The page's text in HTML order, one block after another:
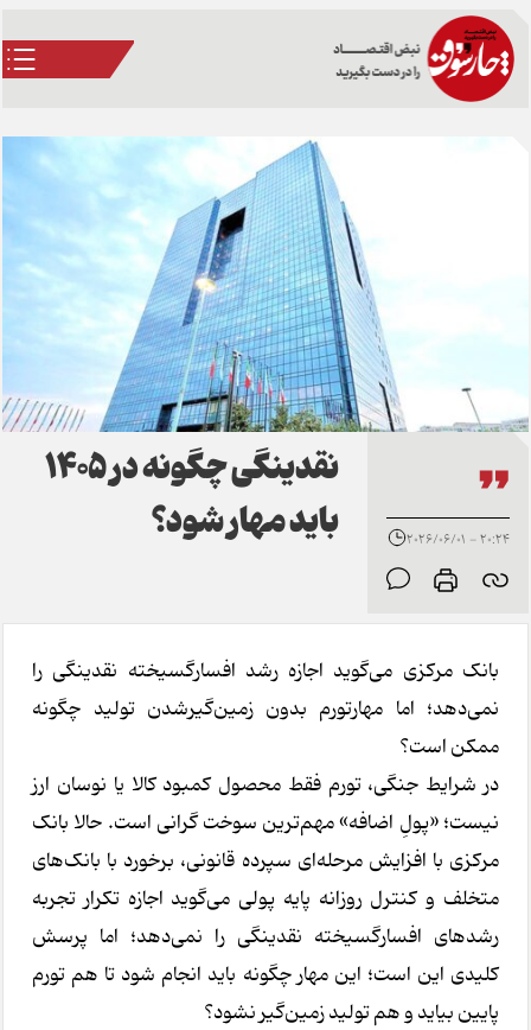
20:24 - 2026/06/01
نقدینگی چگونه در 1405
باید مهار شود؟
بانک مرکزی می‌گوید اجازه رشد افسارگسیخته نقدینگی را
نمی‌دهد؛ اما مهارتورم بدون زمین‌گیرشدن تولید چگونه
ممکن است؟
در شرایط جنگی، تورم فقط محصول کمبود کالا یا نوسان ارز
نیست؛ «پولِ اضافه» مهم‌ترین سوخت گرانی است. حالا بانک
مرکزی با افزایش مرحله‌ای سپرده قانونی، برخورد با بانک‌های
متخلف و کنترل روزانه پایه پولی می‌گوید اجازه تکرار تجربه
رشدهای افسارگسیخته نقدینگی را نمی‌دهد؛ اما پرسش
کلیدی این است؛ این مهار چگونه باید انجام شود تا هم تورم
پایین بیاید و هم تولید زمین‌گیر نشود؟